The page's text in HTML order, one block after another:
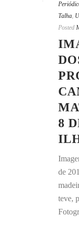
Talha,
Posted
8
de
teve,